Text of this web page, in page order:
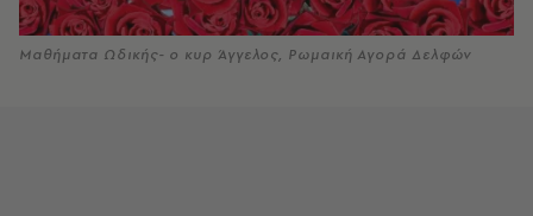
Μαθήματα Ωδικής- ο κυρ Άγγελος, Ρωμαική Αγορά Δελφών